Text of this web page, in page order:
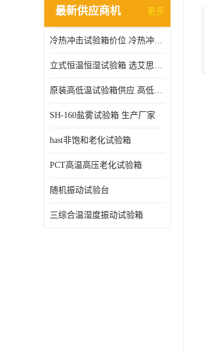
高压加速老化试验箱
最新供应商机 更多
冷热冲击试验箱价位 冷热冲击试验设备 非标定制
立式恒温恒湿试验箱 选艾思荔厂家
原装高低温试验箱供应 高低温交变湿热试验箱
SH-160盐雾试验箱 生产厂家
hast非饱和老化试验箱
PCT高温高压老化试验箱
随机振动试验台
三综合温湿度振动试验箱